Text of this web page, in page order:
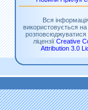
Вся
використовується
ліцензії Creative
Attribution 3.0